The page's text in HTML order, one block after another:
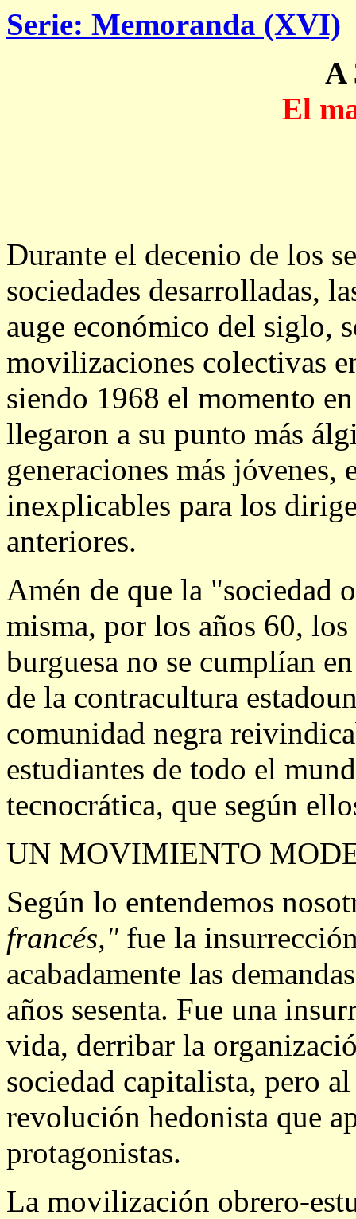
Serie: Memoranda (XVI)
A
El
Durante el decenio de los
sociedades desarrolladas,
auge económico del siglo,
movilizaciones colectivas
siendo 1968 el momento
llegaron a su punto más
generaciones más jóvenes,
inexplicables para los
anteriores.
Amén de que la "sociedad
misma, por los años 60,
burguesa no se cumplían
de la contracultura
comunidad negra
estudiantes de todo el
tecnocrática, que según
UN MOVIMIENTO
Según lo entendemos
francés,"fue la
acabadamente las
años sesenta. Fue una
vida, derribar la
sociedad capitalista, pero
revolución hedonista que
protagonistas.
La movilización obrero-